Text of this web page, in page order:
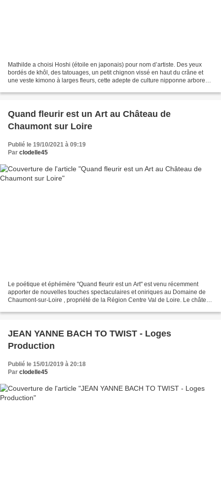
Mathilde a choisi Hoshi (étoile en japonais) pour nom d’artiste. Des yeux
bordés de khôl, des tatouages, un petit chignon vissé en haut du crâne et
une veste kimono à larges fleurs, cette adepte de culture nipponne arbore
Quand fleurir est un Art au Château de
Chaumont sur Loire
Publié le 19/10/2021 à 09:19
Par clodelle45
Le poétique et éphémère "Quand fleurir est un Art" est venu récemment
apporter de nouvelles touches spectaculaires et oniriques au Domaine de
Chaumont-sur-Loire , propriété de la Région Centre Val de Loire. Le château
JEAN YANNE BACH TO TWIST - Loges
Production
Publié le 15/01/2019 à 20:18
Par clodelle45